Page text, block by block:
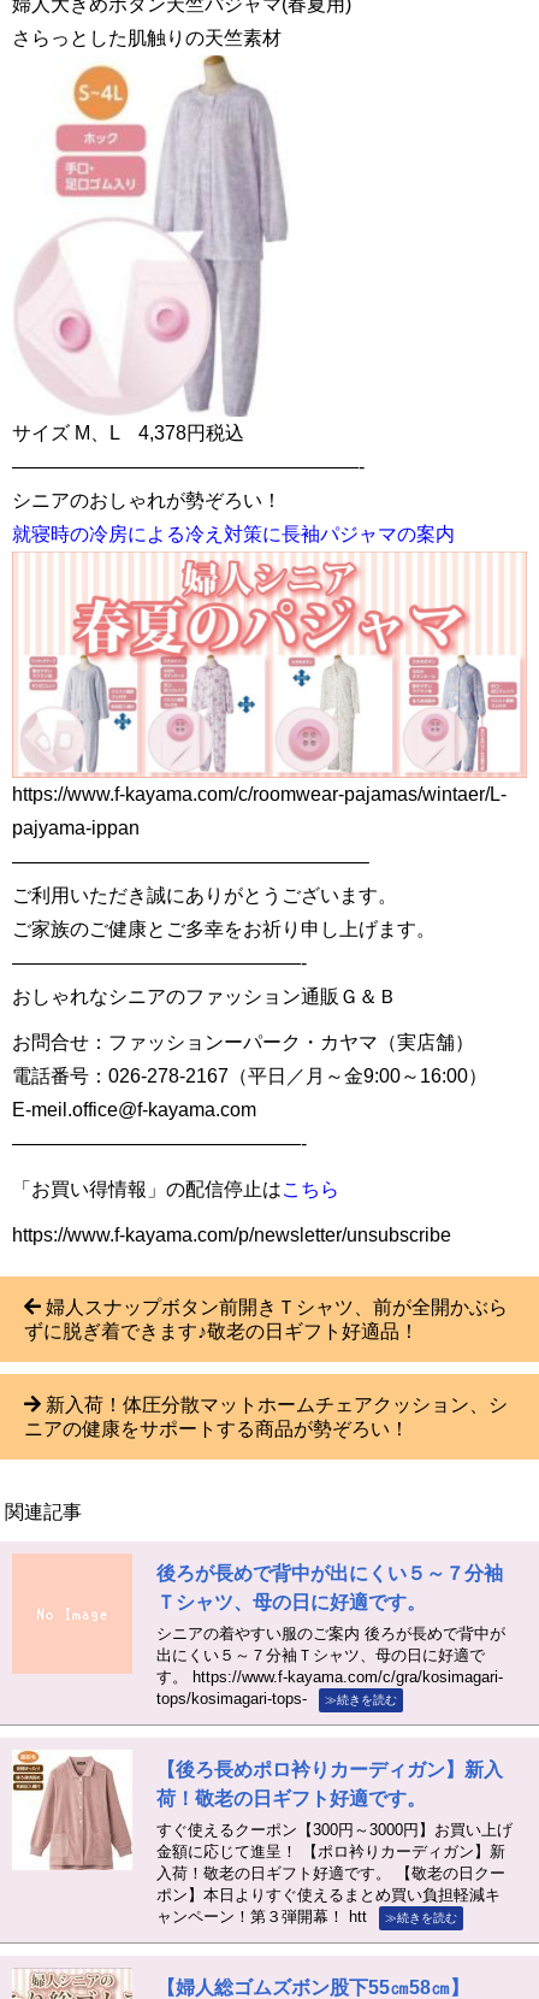
さらっとした肌触りの天竺素材
サイズ M、L 4,378円税込
——————————————————-
シニアのおしゃれが勢ぞろい！
就寝時の冷房による冷え対策に長袖パジャマの案内
https://www.f-kayama.com/c/roomwear-pajamas/wintaer/L-
pajyama-ippan
——————————————————–
ご利用いただき誠にありがとうございます。
ご家族のご健康とご多幸をお祈り申し上げます。
———————————————-
おしゃれなシニアのファッション通販Ｇ＆Ｂ
お問合せ：ファッションーパーク・カヤマ（実店舗）
電話番号：026-278-2167（平日／月～金9:00～16:00）
E-meil.office@f-kayama.com
———————————————-
「お買い得情報」の配信停止はこちら
https://www.f-kayama.com/p/newsletter/unsubscribe
婦人スナップボタン前開きＴシャツ、前が全開かぶら
ずに脱ぎ着できます♪敬老の日ギフト好適品！
新入荷！体圧分散マットホームチェアクッション、シ
ニアの健康をサポートする商品が勢ぞろい！
関連記事
後ろが長めで背中が出にくい５～７分袖
Ｔシャツ、母の日に好適です。
シニアの着やすい服のご案内 後ろが長めで背中が
出にくい５～７分袖Ｔシャツ、母の日に好適で
す。 https://www.f-kayama.com/c/gra/kosimagari-
tops/kosimagari-tops-
≫続きを読む
【後ろ長めポロ衿りカーディガン】新入
荷！敬老の日ギフト好適です。
すぐ使えるクーポン【300円～3000円】お買い上げ
金額に応じて進呈！ 【ポロ衿りカーディガン】新
入荷！敬老の日ギフト好適です。 【敬老の日クー
ポン】本日よりすぐ使えるまとめ買い負担軽減キ
ャンペーン！第３弾開幕！ htt
≫続きを読む
【婦人総ゴムズボン股下55㎝58㎝】